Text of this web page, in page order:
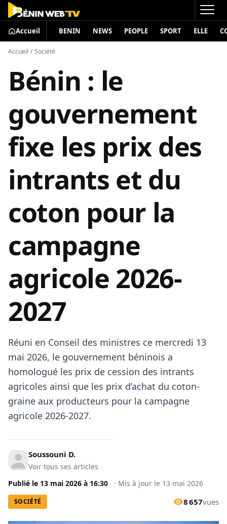
Accueil BENIN NEWS PEOPLE SPORT ELLE
Accueil / Société
Bénin : le
gouvernement
fixe les prix des
intrants et du
coton pour la
campagne
agricole 2026-
2027
Réuni en Conseil des ministres ce mercredi 13
mai 2026, le gouvernement béninois a
homologué les prix de cession des intrants
agricoles ainsi que les prix d’achat du coton-
graine aux producteurs pour la campagne
agricole 2026-2027.
Soussouni D.
Voir tous ses articles
Publié le 13 mai 2026 à 16:30 · Mis à jour le 13 mai 2026
SOCIÉTÉ 8 657vues